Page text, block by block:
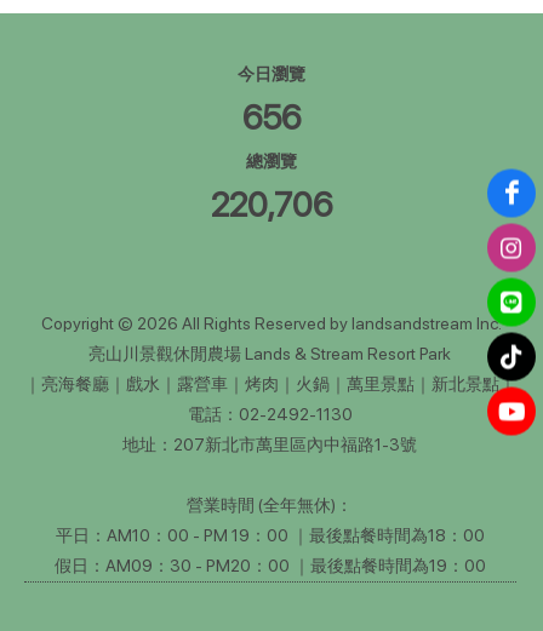
今日瀏覽
656
總瀏覽
220,706
Copyright © 2026 All Rights Reserved by landsandstream Inc.
亮山川景觀休閒農場 Lands & Stream Resort Park
｜亮海餐廳｜戲水｜露營車｜烤肉｜火鍋｜萬里景點｜新北景點｜
電話：02-2492-1130
地址：207新北市萬里區內中福路1-3號
營業時間 (全年無休)：
平日：AM10：00 - PM 19：00 ｜最後點餐時間為18：00
假日：AM09：30 - PM20：00 ｜最後點餐時間為19：00